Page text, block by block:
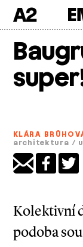
A2
KLÁRA
architektura /
Kolektivní
podoba